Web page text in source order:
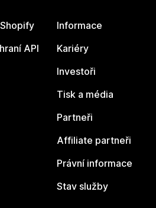
API
Informace
Kariéry
Investoři
Tisk a média
Partneři
Affiliate partneři
Právní informace
Stav služby